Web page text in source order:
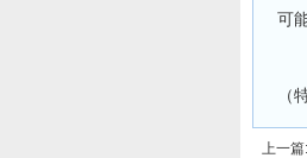
可
（
上一篇: